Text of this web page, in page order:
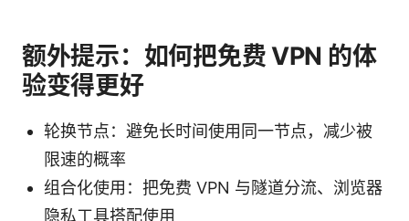
额外提示：如何把免费 VPN 的体
验变得更好
轮换节点：避免长时间使用同一节点，减少被
限速的概率
组合化使用：把免费 VPN 与隧道分流、浏览器
隐私工具搭配使用